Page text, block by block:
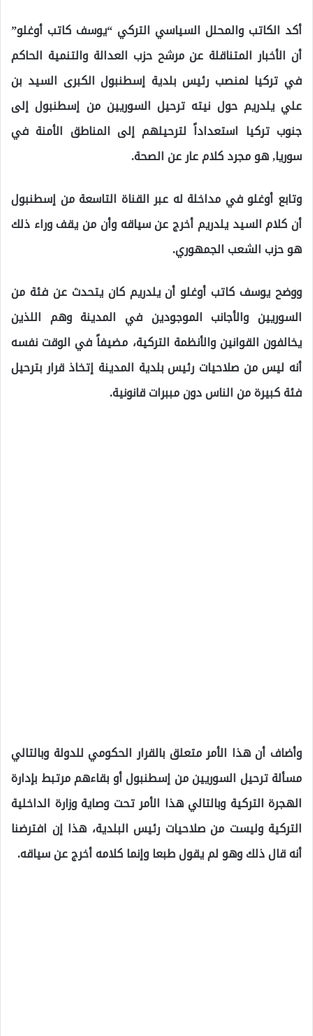
أكد الكاتب والمحلل السياسي التركي “يوسف كاتب أوغلو”
أن الأخبار المتناقلة عن مرشح حزب العدالة والتنمية الحاكم
في تركيا لمنصب رئيس بلدية إسطنبول الكبرى السيد بن
علي يلدريم حول نيته ترحيل السوريين من إسطنبول إلى
جنوب تركيا استعداداً لترحيلهم إلى المناطق الأمنة في
سوريا, هو مجرد كلام عار عن الصحة.
وتابع أوغلو في مداخلة له عبر القناة التاسعة من إسطنبول
أن كلام السيد يلدريم أخرج عن سياقه وأن من يقف وراء ذلك
هو حزب الشعب الجمهوري.
ووضح يوسف كاتب أوغلو أن يلدريم كان يتحدث عن فئة من
السوريين والأجانب الموجودين في المدينة وهم اللذين
يخالفون القوانين والأنظمة التركية، مضيفاً في الوقت نفسه
أنه ليس من صلاحيات رئيس بلدية المدينة إتخاذ قرار بترحيل
فئة كبيرة من الناس دون مببرات قانونية.
وأضاف أن هذا الأمر متعلق بالقرار الحكومي للدولة وبالتالي
مسألة ترحيل السوريين من إسطنبول أو بقاءهم مرتبط بإدارة
الهجرة التركية وبالتالي هذا الأمر تحت وصاية وزارة الداخلية
التركية وليست من صلاحيات رئيس البلدية، هذا إن افترضنا
أنه قال ذلك وهو لم يقول طبعا وإنما كلامه أخرج عن سياقه.